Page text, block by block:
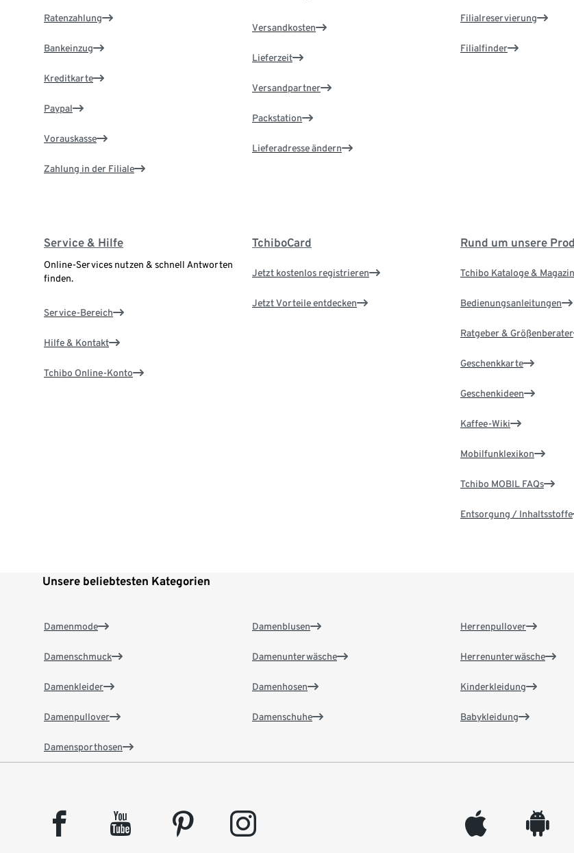
Ratenzahlung
Bankeinzug
Kreditkarte
Paypal
Vorauskasse
Zahlung in der Filiale
Versandkosten
Lieferzeit
Versandpartner
Packstation
Lieferadresse ändern
Filialreservierung
Filialfinder
Service & Hilfe
Online-Services nutzen & schnell Antworten
finden.
Service-Bereich
Hilfe & Kontakt
Tchibo Online-Konto
TchiboCard
Jetzt kostenlos registrieren
Jetzt Vorteile entdecken
Rund um unsere
Tchibo Kataloge &
Bedienungsanleitungen
Ratgeber & Größenberater
Geschenkkarte
Geschenkideen
Kaffee-Wiki
Mobilfunklexikon
Tchibo MOBIL FAQs
Entsorgung / Inhaltsstoffe
Unsere beliebtesten Kategorien
Damenmode
Damenschmuck
Damenkleider
Damenpullover
Damensporthosen
Damenblusen
Damenunterwäsche
Damenhosen
Damenschuhe
Herrenpullover
Herrenunterwäsche
Kinderkleidung
Babykleidung
facebook youtube pinterest instagram appleinc android